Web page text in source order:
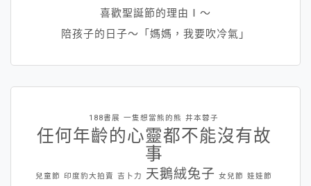
喜歡聖誕節的理由Ⅰ～
陪孩子的日子～「媽媽，我要吹冷氣」
188書展 一隻想當熊的熊 井本蓉子
任何年齡的心靈都不能沒有故
事
兒童節 印度豹大拍賣 吉卜力 天鵝絨兔子 女兒節 娃娃節